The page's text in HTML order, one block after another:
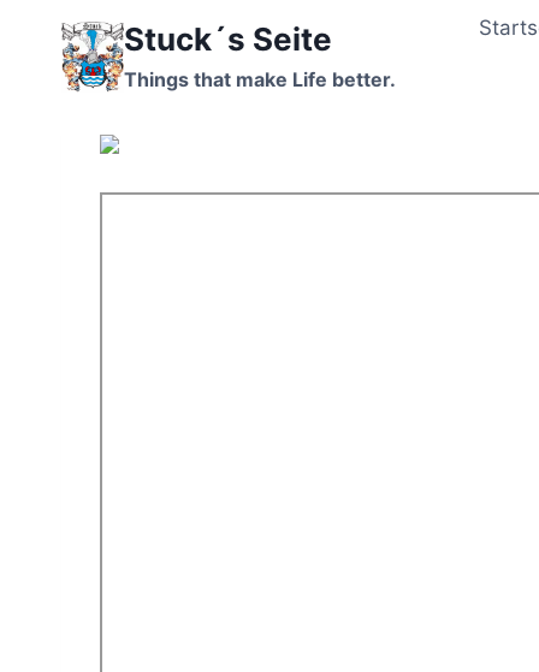
springen
Stuck´s Seite
Things that make Life better.